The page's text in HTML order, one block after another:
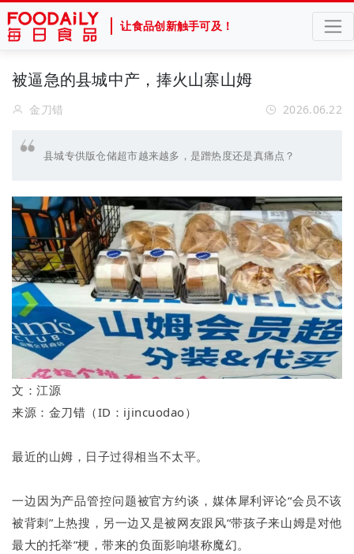
让食品创新触手可及！
被逼急的县城中产，捧火山寨山姆
金刀错 2026.06.22
县城专供版仓储超市越来越多，是蹭热度还是真痛点？
文：江源
来源：金刀错（ID：ijincuodao）
最近的山姆，日子过得相当不太平。
一边因为产品管控问题被官方约谈，媒体犀利评论“会员不该
被背刺”上热搜，另一边又是被网友跟风“带孩子来山姆是对他
最大的托举”梗，带来的负面影响堪称魔幻。